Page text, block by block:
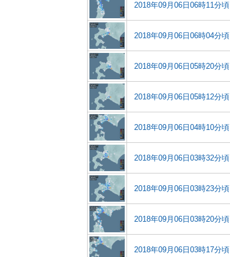
2018年09月06日06時11分頃
2018年09月06日06時04分頃
2018年09月06日05時20分頃
2018年09月06日05時12分頃
2018年09月06日04時10分頃
2018年09月06日03時32分頃
2018年09月06日03時23分頃
2018年09月06日03時20分頃
2018年09月06日03時17分頃